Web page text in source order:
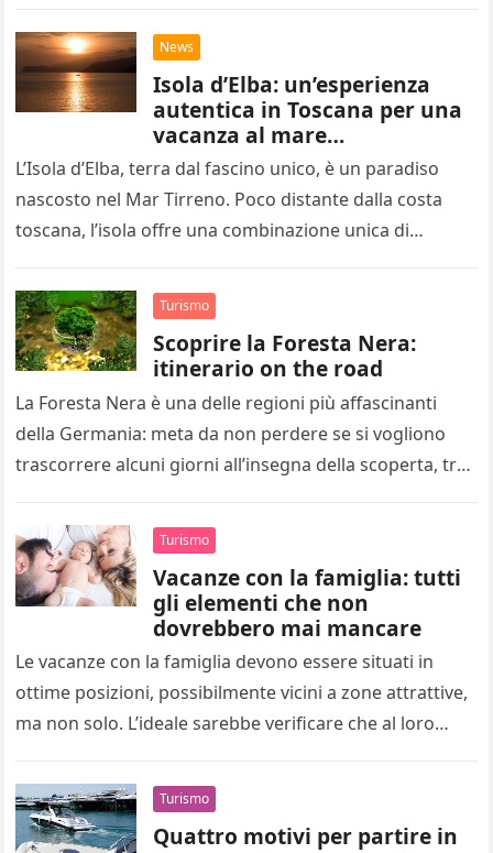
News
Isola d’Elba: un’esperienza
autentica in Toscana per una
vacanza al mare
semplicemente
indimenticabile
L’Isola d’Elba, terra dal fascino unico, è un paradiso
nascosto nel Mar Tirreno. Poco distante dalla costa
toscana, l’isola offre una combinazione unica di
Turismo
Scoprire la Foresta Nera:
itinerario on the road
La Foresta Nera è una delle regioni più affascinanti
della Germania: meta da non perdere se si vogliono
trascorrere alcuni giorni all’insegna della scoperta, tra
Turismo
Vacanze con la famiglia: tutti
gli elementi che non
dovrebbero mai mancare
Le vacanze con la famiglia devono essere situati in
ottime posizioni, possibilmente vicini a zone attrattive,
ma non solo. L’ideale sarebbe verificare che al loro
Turismo
Quattro motivi per partire in